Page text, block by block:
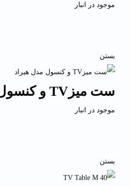
موجود در انبار
بستن
ست میزTV و کنسول مدل هیراد
موجود در انبار
بستن